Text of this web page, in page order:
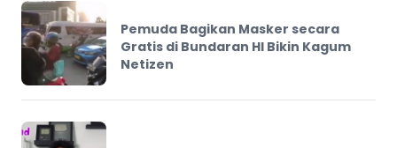
Pemuda Bagikan Masker secara
Gratis di Bundaran HI Bikin Kagum
Netizen